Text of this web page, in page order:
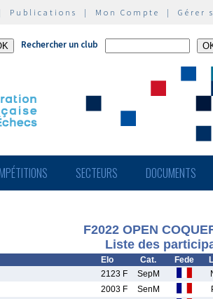
Publications | Mon Compte | Gérer
Rechercher un club
SECTEURS DOCUMENTS
F2022 OPEN
Liste des
Elo Cat. Fede
2123 F SepM
2003 F SenM